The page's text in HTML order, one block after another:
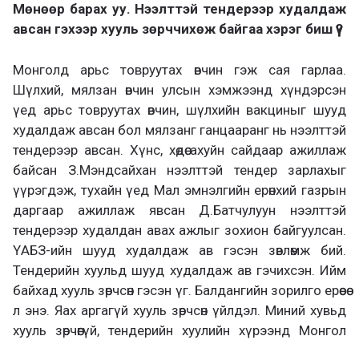
Мөнөөр барах уу. Нээлттэй тендерээр худалдаж
авсан гэхээр хууль зөрччихөж байгаа хэрэг биш үү?
Монголд арьс товруутах өвчин гэж сая гарлаа.
Шүлхий, мялзан өвчин улсын хэмжээнд хүндэрсэн
үед арьс товруутах өвчин, шүлхийн вакциныг шууд
худалдаж авсан бол мялзанг ганцааранг нь нээлттэй
тендерээр авсан. Хүнс, хөдөө ахуйн сайдаар ажиллаж
байсан З.Мэндсайхан нээлттэй тендер зарлахыг
үүрэгдэж, тухайн үед Мал эмнэлгийн ерөнхий газрын
даргаар ажиллаж явсан Д.Батчулуун нээлттэй
тендерээр худалдан авах ажлыг зохион байгуулсан.
ҮАБЗ-ийн шууд худалдаж ав гэсэн зөвлөмж бий.
Тендерийн хуульд шууд худалдаж ав гэчихсэн. Ийм
байхад хууль зөрчсөн гэсэн үг. Балдангийн зорилго ерөөсөө
л энэ. Яах аргагүй хууль зөрчсөн үйлдэл. Миний хувьд
хууль зөрчөөгүй, тендерийн хуулийн хүрээнд Монгол